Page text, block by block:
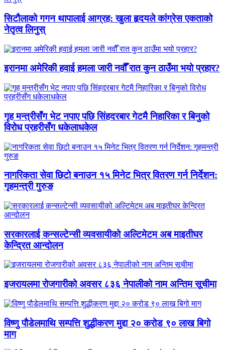
सिटौलाको गगन थापालाई आग्रह: खुला हृदयले कांग्रेस एकताको
नेतृत्व लिनुस्
इरानमा अमेरिकी हवाई हमला जारी नवौँ रात कुन ठाउँमा भयो प्रहार?
गृह मन्त्रीसँग भेट नपाए पछि सिंहदरबार गेटमै निहारिका र बिनुको
विरोध प्रहरीसँग धकेलाधकेल
नागरिकता सेवा छिटो बनाउन १५ मिनेट भित्र वितरण गर्न निर्देशन:
गृहमन्त्री गुरुङ
सरकारलाई कन्सल्टेन्सी व्यवसायीको अल्टिमेटम अब माइतीघर
केन्द्रित आन्दोलन
इजरायलमा रोजगारीको अवसर ८३६ नेपालीको नाम अन्तिम सूचीमा
विष्णु पौडेलमाथि सम्पत्ति शुद्धीकरण मुद्दा २० करोड ९० लाख बिगो
माग